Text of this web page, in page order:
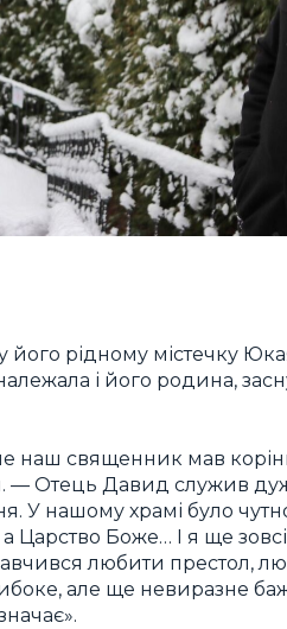
його рідному містечку
і його родина,
наш священник мав
— Отець Давид служив
У нашому храмі було
Боже… І я ще
любити престол,
але ще невиразне